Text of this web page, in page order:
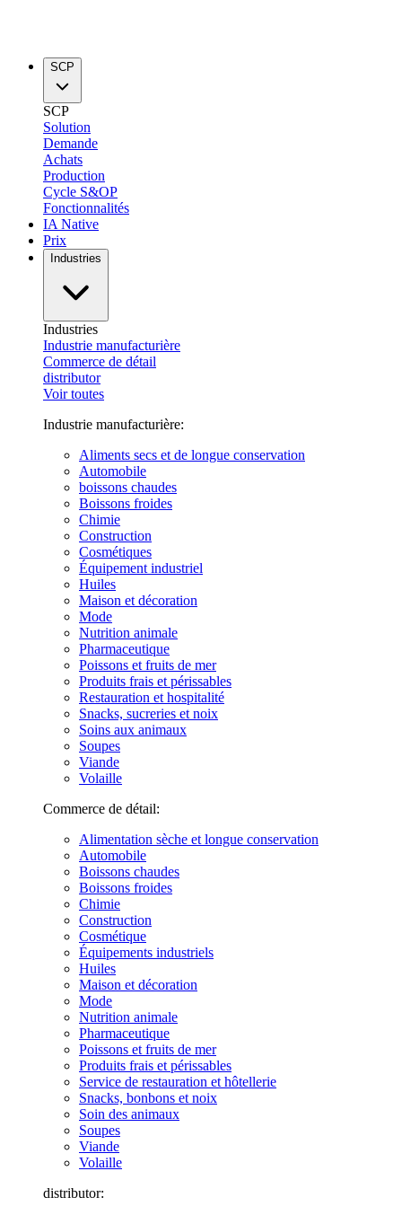
SCP
SCP
Solution
Demande
Achats
Production
Cycle S&OP
Fonctionnalités
IA Native
Prix
Industries
Industries
Industrie manufacturière
Commerce de détail
distributor
Voir toutes
Industrie manufacturière:
Aliments secs et de longue conservation
Automobile
boissons chaudes
Boissons froides
Chimie
Construction
Cosmétiques
Équipement industriel
Huiles
Maison et décoration
Mode
Nutrition animale
Pharmaceutique
Poissons et fruits de mer
Produits frais et périssables
Restauration et hospitalité
Snacks, sucreries et noix
Soins aux animaux
Soupes
Viande
Volaille
Commerce de détail:
Alimentation sèche et longue conservation
Automobile
Boissons chaudes
Boissons froides
Chimie
Construction
Cosmétique
Équipements industriels
Huiles
Maison et décoration
Mode
Nutrition animale
Pharmaceutique
Poissons et fruits de mer
Produits frais et périssables
Service de restauration et hôtellerie
Snacks, bonbons et noix
Soin des animaux
Soupes
Viande
Volaille
distributor: